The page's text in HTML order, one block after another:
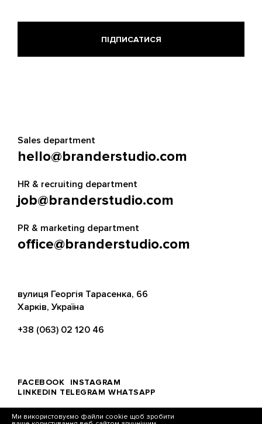
Ми використовуємо файли cookie щоб зробити
Sales department
hello@branderstudio.com
HR & recruiting department
job@branderstudio.com
PR & marketing department
office@branderstudio.com
вулиця Георгія Тарасенка, 66
Харків, Україна
+38 (063) 02 120 46
FACEBOOK
INSTAGRAM
LINKEDIN TELEGRAM WHATSAPP